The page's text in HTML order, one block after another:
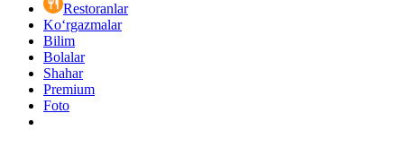
Restoranlar
Ko‘rgazmalar
Bilim
Bolalar
Shahar
Premium
Foto